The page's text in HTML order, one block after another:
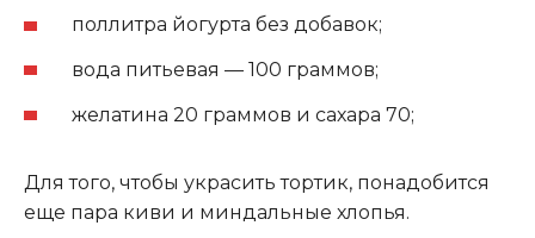
поллитра йогурта без добавок;
вода питьевая — 100 граммов;
желатина 20 граммов и сахара 70;
Для того, чтобы украсить тортик, понадобится
еще пара киви и миндальные хлопья.